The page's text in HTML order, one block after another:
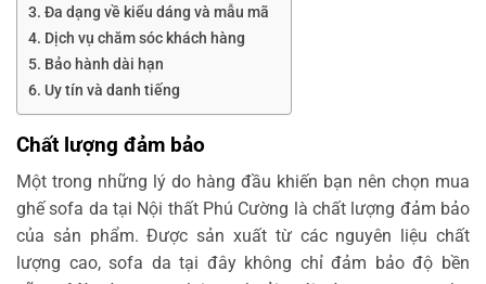
Đa dạng về kiểu dáng và mẫu mã
Dịch vụ chăm sóc khách hàng
Bảo hành dài hạn
Uy tín và danh tiếng
Chất lượng đảm bảo
Một trong những lý do hàng đầu khiến bạn nên chọn mua
ghế sofa da tại Nội thất Phú Cường là chất lượng đảm bảo
của sản phẩm. Được sản xuất từ các nguyên liệu chất
lượng cao, sofa da tại đây không chỉ đảm bảo độ bền